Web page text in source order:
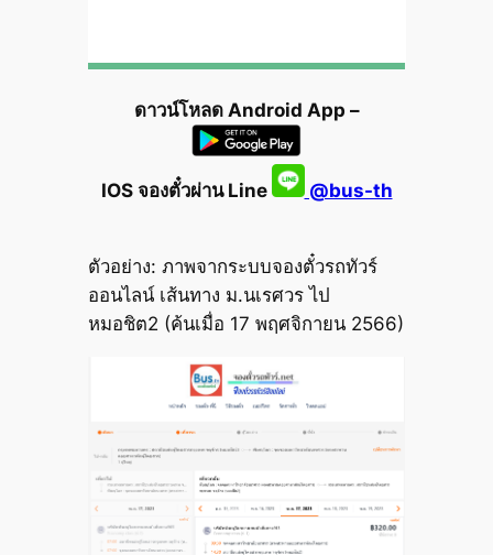
ดาวน์โหลด Android App –
IOS จองตั๋วผ่าน Line @bus-th
ตัวอย่าง: ภาพจากระบบจองตั๋วรถทัวร์
ออนไลน์ เส้นทาง ม.นเรศวร ไป
หมอชิต2 (ค้นเมื่อ 17 พฤศจิกายน 2566)